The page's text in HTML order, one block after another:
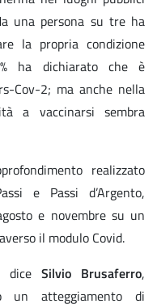
una persona su tre ha
la propria condizione
ha dichiarato che è
Cov-2; ma anche nella
a vaccinarsi sembra
realizzato
e Passi d’Argento,
e novembre su un
il modulo Covid.
Silvio Brusaferro,
un atteggiamento di